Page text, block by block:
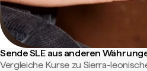
Sende SLE aus anderen
Vergleiche Kurse zu Sierra-